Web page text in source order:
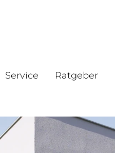
Service Ratgeber